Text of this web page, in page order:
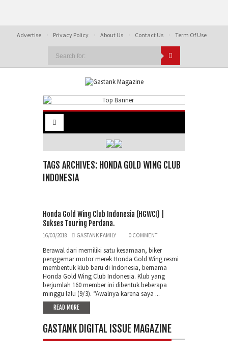
Advertise Privacy Policy About Us Contact Us Term Of Use
TAGS ARCHIVES: HONDA GOLD WING CLUB
INDONESIA
Honda Gold Wing Club Indonesia (HGWCI) |
Sukses Touring Perdana.
16/03/2018 GASTANK FAMILY 0 COMMENT
Berawal dari memiliki satu kesamaan, biker
penggemar motor merek Honda Gold Wing resmi
membentuk klub baru di Indonesia, bernama
Honda Gold Wing Club Indonesia. Klub yang
berjumlah 160 member ini dibentuk beberapa
minggu lalu (9/3). “Awalnya karena saya ...
READ MORE
GASTANK DIGITAL ISSUE MAGAZINE